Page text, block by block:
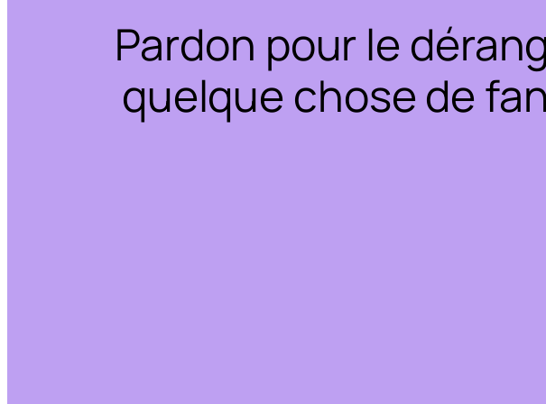
Pardon pour le
quelque chose de